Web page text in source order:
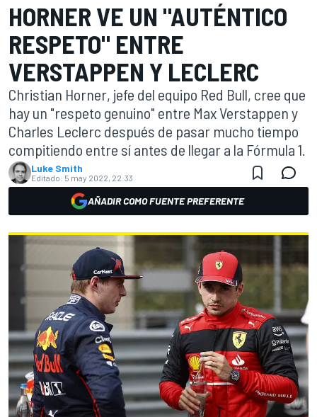
HORNER VE UN "AUTÉNTICO
RESPETO" ENTRE
VERSTAPPEN Y LECLERC
Christian Horner, jefe del equipo Red Bull, cree que
hay un "respeto genuino" entre Max Verstappen y
Charles Leclerc después de pasar mucho tiempo
compitiendo entre sí antes de llegar a la Fórmula 1.
Luke Smith
Editado: 5 may 2022, 22:33
AÑADIR COMO FUENTE PREFERENTE